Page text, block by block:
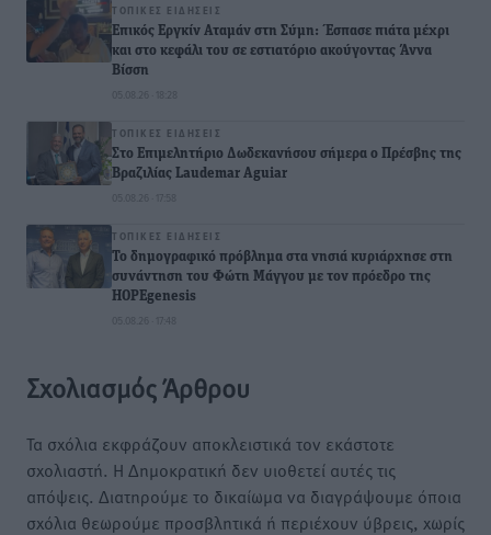
ΤΟΠΙΚΈΣ ΕΙΔΉΣΕΙΣ
Επικός Εργκίν Αταμάν στη Σύμη: Έσπασε πιάτα μέχρι
και στο κεφάλι του σε εστιατόριο ακούγοντας Άννα
Βίσση
05.08.26 · 18:28
ΤΟΠΙΚΈΣ ΕΙΔΉΣΕΙΣ
Στο Επιμελητήριο Δωδεκανήσου σήμερα ο Πρέσβης της
Βραζιλίας Laudemar Aguiar
05.08.26 · 17:58
ΤΟΠΙΚΈΣ ΕΙΔΉΣΕΙΣ
To δημογραφικό πρόβλημα στα νησιά κυριάρχησε στη
συνάντηση του Φώτη Μάγγου με τον πρόεδρο της
HOPEgenesis
05.08.26 · 17:48
Σχολιασμός Άρθρου
Τα σχόλια εκφράζουν αποκλειστικά τον εκάστοτε
σχολιαστή. Η Δημοκρατική δεν υιοθετεί αυτές τις
απόψεις. Διατηρούμε το δικαίωμα να διαγράψουμε όποια
σχόλια θεωρούμε προσβλητικά ή περιέχουν ύβρεις, χωρίς